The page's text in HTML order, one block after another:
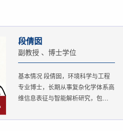
段倩囡
副教授 、博士学位
基本情况 段倩囡，环境科学与工程
专业博士，长期从事复杂化学体系高
维信息表征与智能解析研究，包